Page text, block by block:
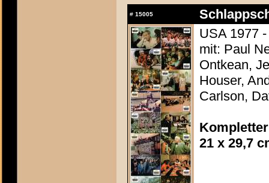
# 15005
USA 1977
mit: Paul
Ontkean,
Houser,
Carlson,
21 x 29,7